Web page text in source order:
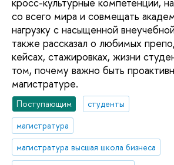
со всего мира и совмещать
нагрузку с насыщенной
также рассказал о любимых
кейсах, стажировках, жизни
том, почему важно быть
магистратуре.
Поступающим
студенты
магистратура
магистратура высшая школа бизнеса